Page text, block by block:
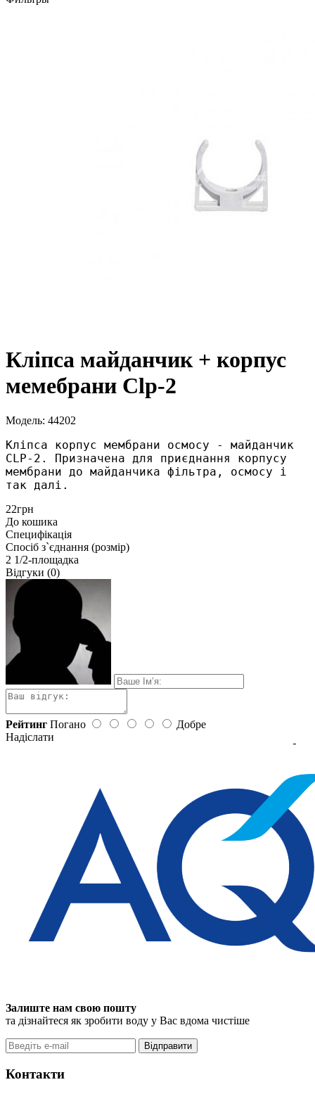
Кліпса майданчик + корпус
мемебрани Clp-2
Модель: 44202
Кліпса корпус мембрани осмосу - майданчик
CLP-2. Призначена для приєднання корпусу
мембрани до майданчика фільтра, осмосу і
так далі.
22грн
До кошика
Специфікація
Спосіб з`єднання (розмір)
2 1/2-площадка
Відгуки (0)
Рейтинг Погано
Добре
Надіслати
Залиште нам свою пошту
та дізнайтеся як зробити воду у Вас вдома чистіше
Відправити
Контакти